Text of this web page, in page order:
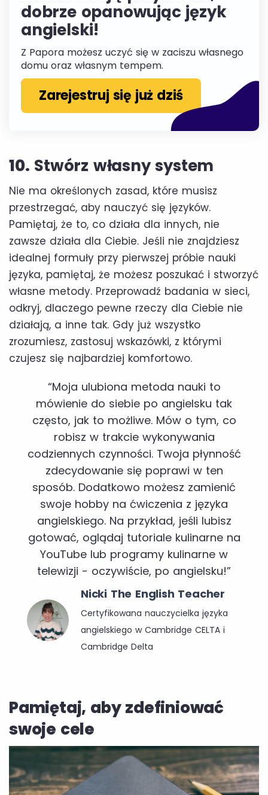
dobrze opanowując język
angielski!
Z Papora możesz uczyć się w zaciszu własnego
domu oraz własnym tempem.
Zarejestruj się już dziś
10. Stwórz własny system
Nie ma określonych zasad, które musisz
przestrzegać, aby nauczyć się języków.
Pamiętaj, że to, co działa dla innych, nie
zawsze działa dla Ciebie. Jeśli nie znajdziesz
idealnej formuły przy pierwszej próbie nauki
języka, pamiętaj, że możesz poszukać i stworzyć
własne metody. Przeprowadź badania w sieci,
odkryj, dlaczego pewne rzeczy dla Ciebie nie
działają, a inne tak. Gdy już wszystko
zrozumiesz, zastosuj wskazówki, z którymi
czujesz się najbardziej komfortowo.
“Moja ulubiona metoda nauki to
mówienie do siebie po angielsku tak
często, jak to możliwe. Mów o tym, co
robisz w trakcie wykonywania
codziennych czynności. Twoja płynność
zdecydowanie się poprawi w ten
sposób. Dodatkowo możesz zamienić
swoje hobby na ćwiczenia z języka
angielskiego. Na przykład, jeśli lubisz
gotować, oglądaj tutoriale kulinarne na
YouTube lub programy kulinarne w
telewizji - oczywiście, po angielsku!”
Nicki The English Teacher
Certyfikowana nauczycielka języka
angielskiego w Cambridge CELTA i
Cambridge Delta
Pamiętaj, aby zdefiniować
swoje cele